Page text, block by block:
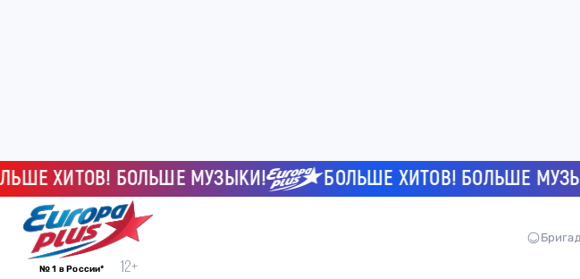
ХИТОВ! БОЛЬШЕ МУЗЫКИ! БОЛЬШЕ ХИТОВ! БОЛЬШЕ МУЗЫКИ!
№ 1 в России*